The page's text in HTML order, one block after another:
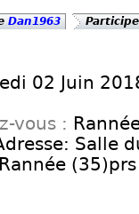
Dan1963
02 Juin
vous :
Salle